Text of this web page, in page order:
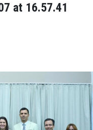
at 16.57.41